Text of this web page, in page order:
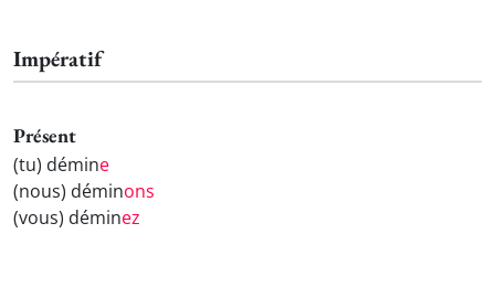
Impératif
Présent
(tu) démine
(nous) déminons
(vous) déminez